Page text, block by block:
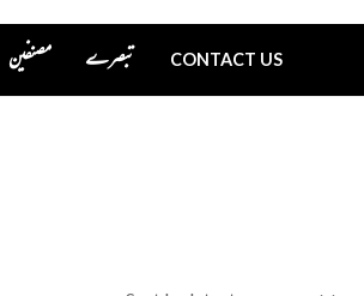
مصنفین تبصرے CONTACT US